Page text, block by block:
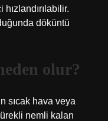
döküntü
olur?
sıcak hava veya
nemli kalan